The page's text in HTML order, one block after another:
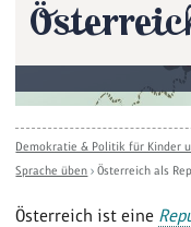
Demokratie & Politik für Kinder
Sprache üben ›Österreich als
Österreich ist eine